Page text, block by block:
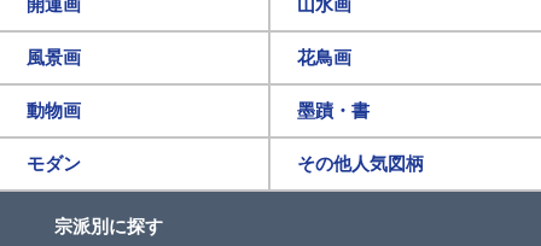
開運画 山水画
風景画 花鳥画
動物画 墨蹟・書
モダン その他人気図柄
宗派別に探す